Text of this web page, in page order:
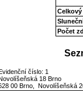
Celkový
Počet
číslo: 1
18 Brno
00 Brno, Novolíšeňská